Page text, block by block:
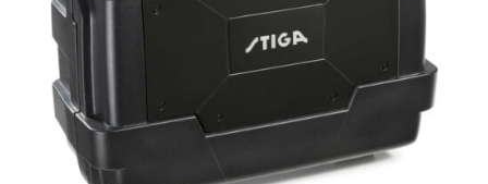
Tips og tricks
4.4 Google Reviews
4.7 Trustpilot